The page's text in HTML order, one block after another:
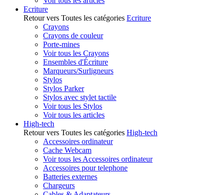
Ecriture
Retour vers Toutes les catégories Ecriture
Crayons
Crayons de couleur
Porte-mines
Voir tous les Crayons
Ensembles d'Écriture
Marqueurs/Surligneurs
Stylos
Stylos Parker
Stylos avec stylet tactile
Voir tous les Stylos
Voir tous les articles
High-tech
Retour vers Toutes les catégories High-tech
Accessoires ordinateur
Cache Webcam
Voir tous les Accessoires ordinateur
Accessoires pour telephone
Batteries externes
Chargeurs